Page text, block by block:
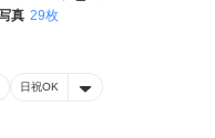
真 29枚
日祝OK